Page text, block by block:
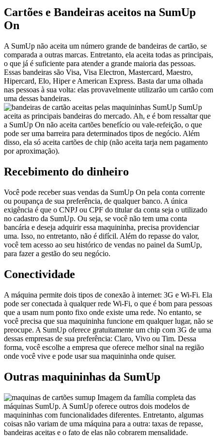
Cartões e Bandeiras aceitos na SumUp
On
A SumUp não aceita um número grande de bandeiras de cartão, se
comparada a outras marcas. Entretanto, ela aceita todas as principais,
o que já é suficiente para atender a grande maioria das pessoas.
Essas bandeiras são Visa, Visa Electron, Mastercard, Maestro,
Hipercard, Elo, Hiper e American Express. Basta dar uma olhada
nas pessoas à sua volta: elas provavelmente utilizarão um cartão com
uma dessas bandeiras.
SumUp
aceita as principais bandeiras do mercado. Ah, e é bom ressaltar que
a SumUp On não aceita cartões benefício ou vale-refeição, o que
pode ser uma barreira para determinados tipos de negócio. Além
disso, ela só aceita cartões de chip (não aceita tarja nem pagamento
por aproximação).
Recebimento do dinheiro
Você pode receber suas vendas da SumUp On pela conta corrente
ou poupança de sua preferência, de qualquer banco. A única
exigência é que o CNPJ ou CPF do titular da conta seja o utilizado
no cadastro da SumUp. Ou seja, se você não tem uma conta
bancária e deseja adquirir essa maquininha, precisa providenciar
uma. Isso, no entretanto, não é difícil. Além do repasse do valor,
você tem acesso ao seu histórico de vendas no painel da SumUp,
para fazer a gestão do seu negócio.
Conectividade
A máquina permite dois tipos de conexão à internet: 3G e Wi-Fi. Ela
pode ser conectada à qualquer rede Wi-Fi, o que é bom para pessoas
que a usam num ponto fixo onde existe uma rede. No entanto, se
você precisa que sua maquininha funcione em qualquer lugar, não se
preocupe. A SumUp oferece gratuitamente um chip com 3G de uma
dessas empresas de sua preferência: Claro, Vivo ou Tim. Dessa
forma, você escolhe a empresa que oferece melhor sinal na região
onde você vive e pode usar sua maquininha onde quiser.
Outras maquininhas da SumUp
Imagem da família completa das
máquinas SumUp. A SumUp oferece outros dois modelos de
maquininhas com funcionalidades diferentes. Entretanto, algumas
coisas não variam de uma máquina para a outra: taxas de repasse,
bandeiras aceitas e o fato de elas não cobrarem mensalidade.